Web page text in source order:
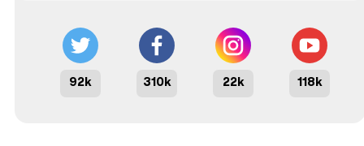
92k 310k 22k 118k